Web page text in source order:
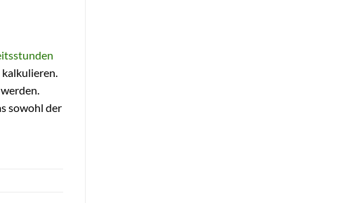
sowohl der